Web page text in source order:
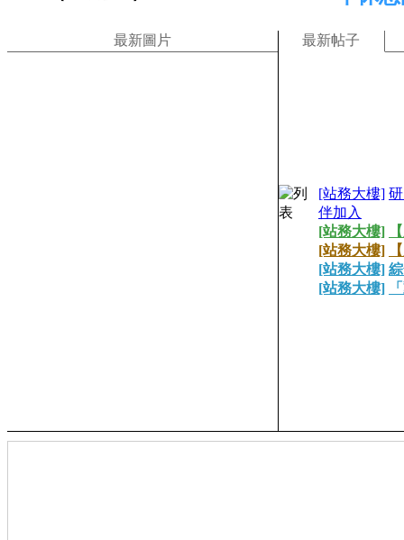
最新圖片 最新帖子
[站務大樓]
伴加入
[站務大樓]
[站務大樓]
[站務大樓]
[站務大樓]